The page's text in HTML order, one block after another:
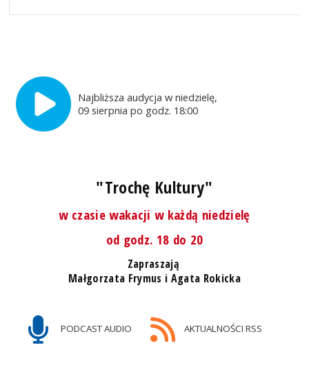
Najbliższa audycja w niedzielę,
09 sierpnia po godz. 18:00
"Trochę Kultury"
w czasie wakacji w każdą niedzielę
od godz. 18 do 20
Zapraszają
Małgorzata Frymus i Agata Rokicka
PODCAST AUDIO AKTUALNOŚCI RSS